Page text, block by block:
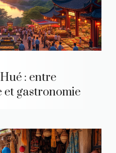
: entre
gastronomie